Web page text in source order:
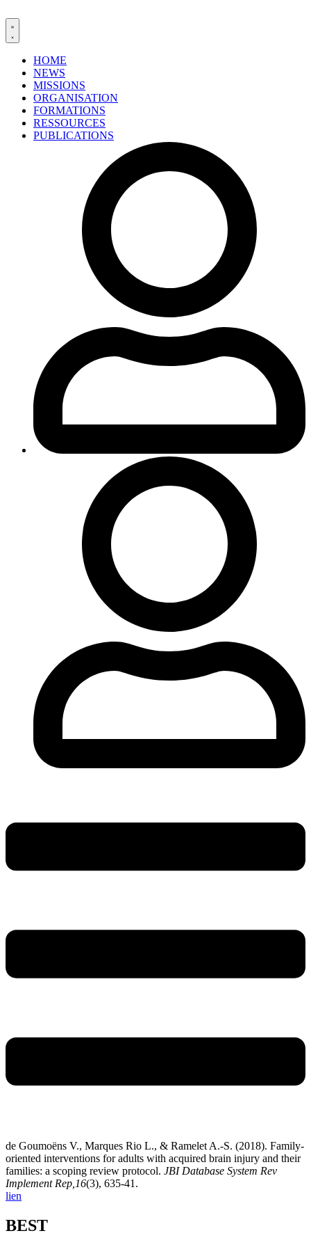
HOME
NEWS
MISSIONS
ORGANISATION
FORMATIONS
RESSOURCES
PUBLICATIONS
de Goumoëns V., Marques Rio L., & Ramelet A.-S. (2018). Family-
oriented interventions for adults with acquired brain injury and their
families: a scoping review protocol. JBI Database System Rev
Implement Rep,16(3), 635-41.
lien
BEST